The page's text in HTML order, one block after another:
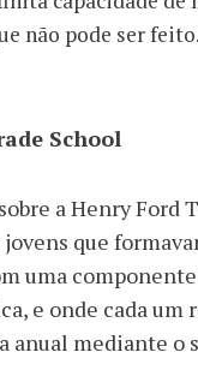
não pode ser
School
a Henry Ford
que
uma
e onde cada um
anual mediante o